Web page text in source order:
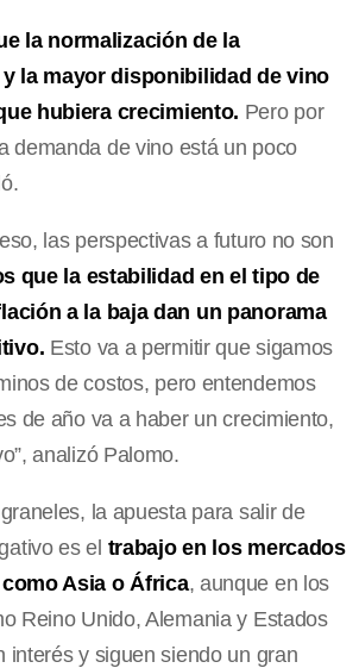
la normalización de la
la mayor disponibilidad de vino
hubiera crecimiento. Pero por
demanda de vino está un poco
las perspectivas a futuro no son
que la estabilidad en el tipo de
a la baja dan un panorama
Esto va a permitir que sigamos
de costos, pero entendemos
de año va a haber un crecimiento,
analizó Palomo.
la apuesta para salir de
es el trabajo en los mercados
Asia o África, aunque en los
Reino Unido, Alemania y Estados
interés y siguen siendo un gran